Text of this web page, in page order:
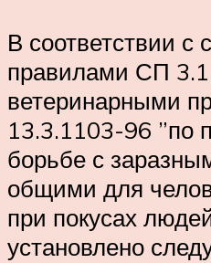
В соответствии с
правилами СП
ветеринарными
13.3.1103-96 ”по
борьбе с
общими для
при покусах
установлено